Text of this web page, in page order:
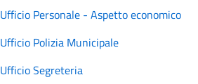
Ufficio Personale - Aspetto economico
Ufficio Polizia Municipale
Ufficio Segreteria